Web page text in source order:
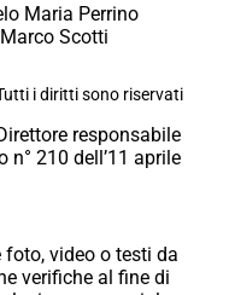
Maria Perrino
Scotti
i diritti sono riservati
responsabile
n° 210 dell’11 aprile
video o testi da
verifiche al fine di